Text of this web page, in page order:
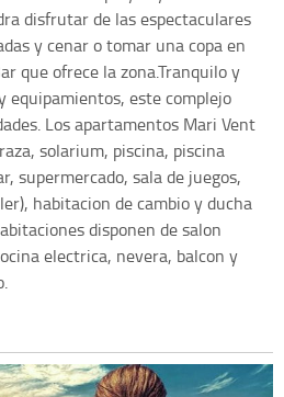
disfrutar de las espectaculares
y cenar o tomar una copa en
que ofrece la zona.Tranquilo y
equipamientos, este complejo
Los apartamentos Mari Vent
solarium, piscina, piscina
supermercado, sala de juegos,
habitacion de cambio y ducha
disponen de salon
electrica, nevera, balcon y